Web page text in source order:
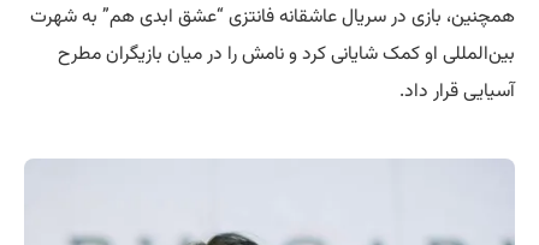
همچنین، بازی در سریال عاشقانه فانتزی “عشق ابدی هم” به شهرت
بین‌المللی او کمک شایانی کرد و نامش را در میان بازیگران مطرح
آسیایی قرار داد.